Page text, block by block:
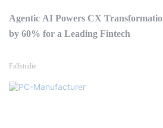
Agentic AI Powers CX
by 60% for a Leading Fintech
Fallstudie